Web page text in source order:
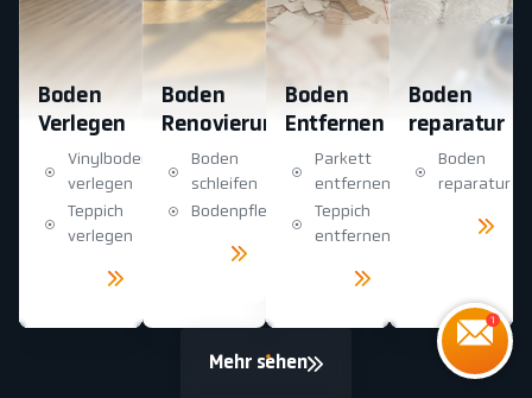
Boden
Verlegen
Vinylboden
verlegen
Teppich
verlegen
Boden
Renovierung
Boden
schleifen
Bodenpflege
Boden
Entfernen
Parkett
entfernen
Teppich
entfernen
Boden
reparatur
Boden
reparatur
Mehr sehen